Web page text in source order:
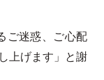
ご迷惑、ご心配
上げます」と謝